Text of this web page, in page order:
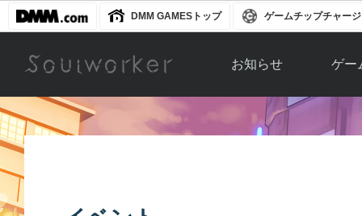
DMM GAMESトップ ゲームチップチャージ
お知らせ
お知らせ一覧
ゲー
ソウ